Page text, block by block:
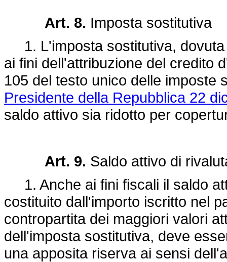
Art. 8. Imposta sostitutiva
1. L'imposta sostitutiva, dovuta
ai fini dell'attribuzione del credito
105 del testo unico delle imposte
Presidente della Repubblica 22
saldo attivo sia ridotto per
Art. 9. Saldo attivo di
1. Anche ai fini fiscali il saldo
costituito dall'importo iscritto nel
contropartita dei maggiori valori
dell'imposta sostitutiva, deve
una apposita riserva ai sensi